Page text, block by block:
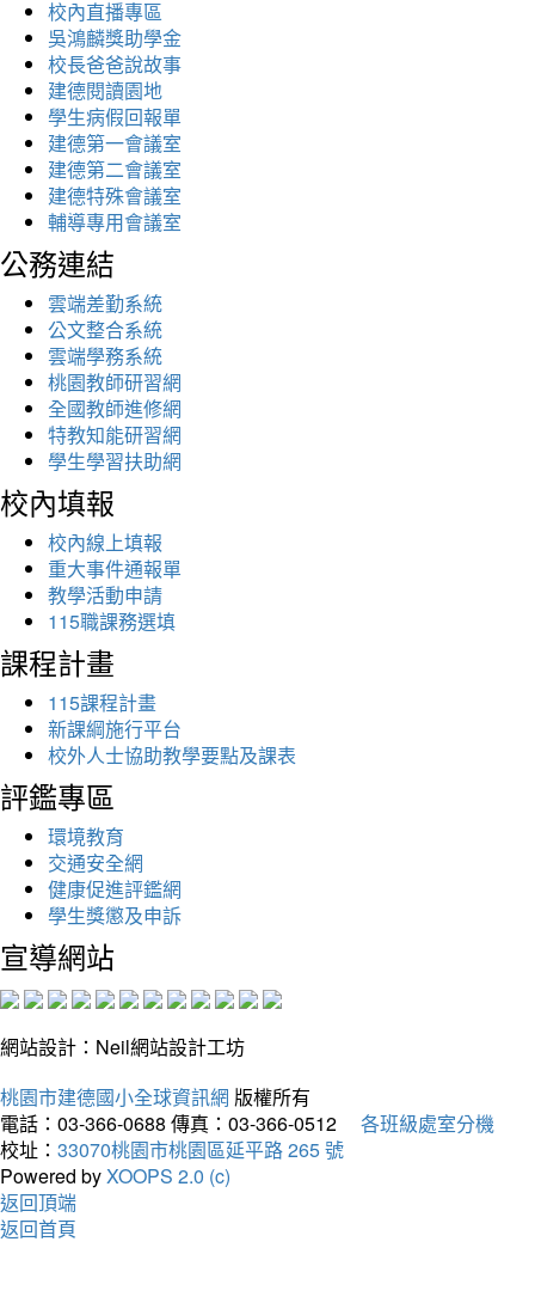
校內直播專區
吳鴻麟獎助學金
校長爸爸說故事
建德閱讀園地
學生病假回報單
建德第一會議室
建德第二會議室
建德特殊會議室
輔導專用會議室
公務連結
雲端差勤系統
公文整合系統
雲端學務系統
桃園教師研習網
全國教師進修網
特教知能研習網
學生學習扶助網
校內填報
校內線上填報
重大事件通報單
教學活動申請
115職課務選填
課程計畫
115課程計畫
新課綱施行平台
校外人士協助教學要點及課表
評鑑專區
環境教育
交通安全網
健康促進評鑑網
學生獎懲及申訴
宣導網站
網站設計：Neil網站設計工坊
桃園市建德國小全球資訊網 版權所有
電話：03-366-0688 傳真：03-366-0512
各班級處室分機
校址： 33070桃園市桃園區延平路 265 號
Powered byXOOPS 2.0 (c)
返回頂端
返回首頁